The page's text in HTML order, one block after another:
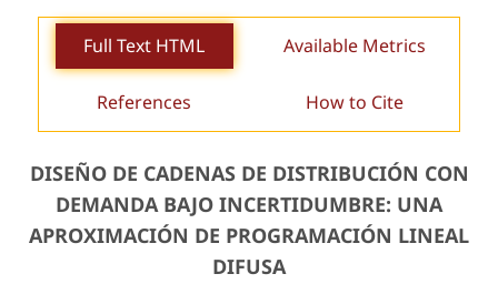
Full Text HTML Available Metrics
References How to Cite
DISEÑO DE CADENAS DE DISTRIBUCIÓN CON
DEMANDA BAJO INCERTIDUMBRE: UNA
APROXIMACIÓN DE PROGRAMACIÓN LINEAL
DIFUSA